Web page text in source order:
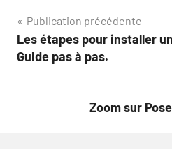
Navigation
de
Publication précédente
Les étapes pour installer
Guide pas à pas.
Zoom sur